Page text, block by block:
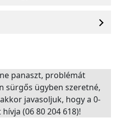
panaszt, problémát
sürgős ügyben szeretné,
javasoljuk, hogy a 0-
(06 80 204 618)!